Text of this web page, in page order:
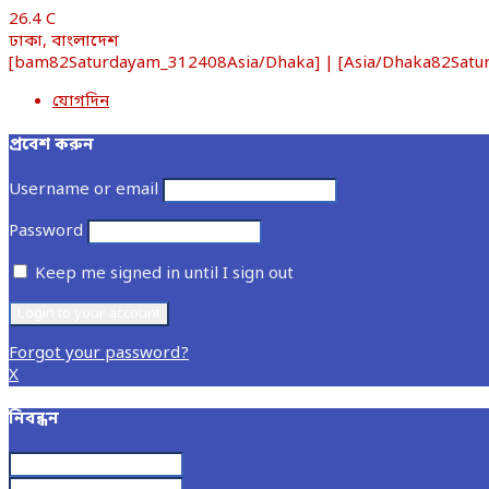
26.4 C
ঢাকা, বাংলাদেশ
[bam82Saturdayam_312408Asia/Dhaka] | [Asia/
যোগদিন
প্রবেশ করুন
Username or email
Password
Keep me signed in until I sign out
Forgot your password?
X
নিবন্ধন